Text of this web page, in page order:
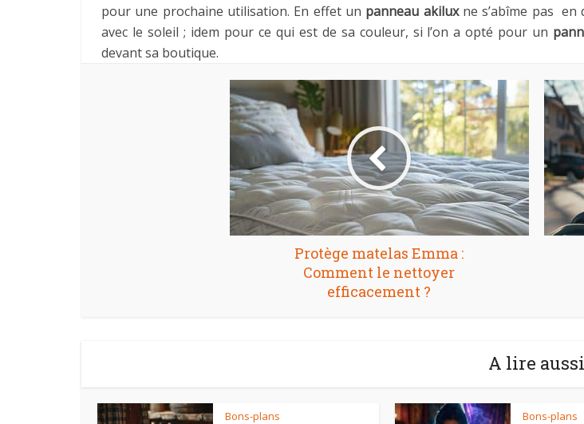
pour une prochaine utilisation. En effet un panneau akiluxne s’abîme pas en
avec le soleil ; idem pour ce qui est de sa couleur, si l’on a opté pour un
devant sa boutique.
Protège matelas Emma :
Comment le nettoyer
efficacement ?
A lire aussi
Bons-plans Bons-plans